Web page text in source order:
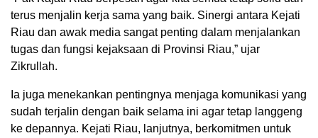
terus menjalin kerja sama yang baik. Sinergi antara Kejati
Riau dan awak media sangat penting dalam menjalankan
tugas dan fungsi kejaksaan di Provinsi Riau,” ujar
Zikrullah.
Ia juga menekankan pentingnya menjaga komunikasi yang
sudah terjalin dengan baik selama ini agar tetap langgeng
ke depannya. Kejati Riau, lanjutnya, berkomitmen untuk